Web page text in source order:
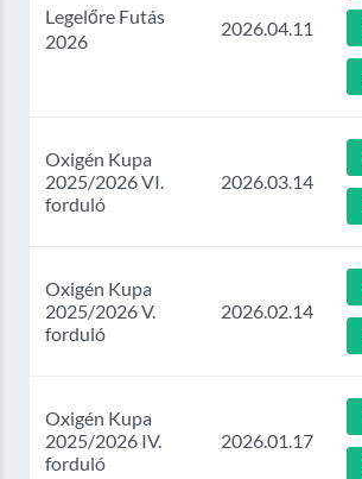
Legelőre Futás
2026
2026.04.11
Oxigén Kupa
2025/2026 VI.
forduló
2026.03.14
Oxigén Kupa
2025/2026 V.
forduló
2026.02.14
Oxigén Kupa
2025/2026 IV.
forduló
2026.01.17